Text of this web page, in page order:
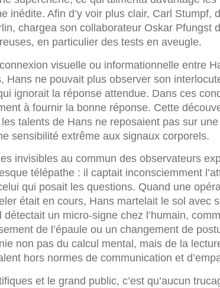
inédite. Afin d’y voir plus clair, Carl Stumpf,
chargea son collaborateur Oskar Pfungst
en particulier des tests en aveugle.
visuelle ou informationnelle entre
Hans ne pouvait plus observer son
ignorait la réponse attendue. Dans ces
à fournir la bonne réponse. Cette
talents de Hans ne reposaient pas sur
sensibilité extrême aux signaux corporels.
invisibles au commun des observateurs
télépathe : il captait inconsciemment
qui posait les questions. Quand une
était en cours, Hans martelait le sol avec
détectait un micro-signe chez l’humain,
de l’épaule ou un changement de
non pas du calcul mental, mais de la
hors normes de communication et
et le grand public, c’est qu’aucun